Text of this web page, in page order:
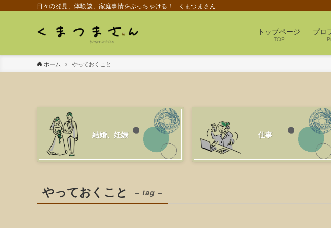
日々の発見、体験談、家庭事情をぶっちゃける！ | くまつまさん
トッブページ
TOP
プロ
ホーム やっておくこと
結婚、妊娠 仕事
やっておくこと – tag –